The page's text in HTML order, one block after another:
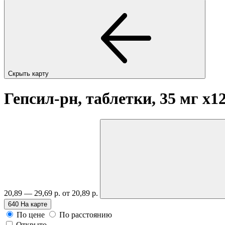
Скрыть карту
Гепсил-рн, таблетки, 35 мг
20,89 — 29,69 р. от 20,89 р.
640 На карте
По цене
По расстоянию